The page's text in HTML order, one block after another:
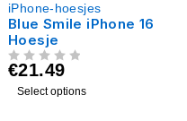
iPhone-hoesjes
Blue Smile iPhone 16
Hoesje
€21.49
Select options